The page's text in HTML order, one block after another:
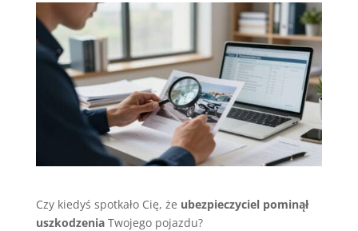
Czy kiedyś spotkało Cię, że ubezpieczyciel pominął
uszkodzeniaTwojego pojazdu?